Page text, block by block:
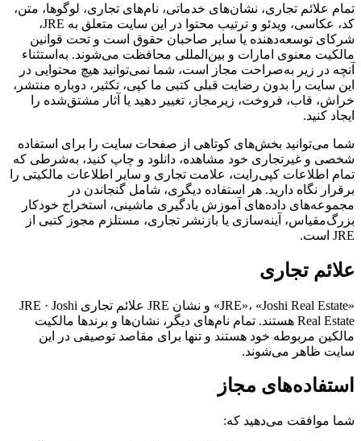
تمام علائم تجاری، نشان‌های خدماتی، نام‌های تجاری، لوگوها، متن،
کد، عکاسی، ویدئو و ترتیب محتوا در این سایت متعلق به JRE،
شرکای توسعه‌دهنده یا سایر صاحبان حقوق است و تحت قوانین
مالکیت معنوی امارات و بین‌المللی محافظت می‌شوند. به‌استثناء
آنچه در زیر به‌صراحت مجاز است، شما نمی‌توانید هیچ محتوایی در
این سایت را بدون رضایت قبلی کتبی ما کپی، تکثیر، دوباره منتشر،
خراش، قاب، فروخت، زیرمجاز، تغییر دهید یا آثار مشتق‌شده را
ایجاد کنید.
شما می‌توانید بخش‌های کوتاهی از صفحات سایت را برای استفاده
شخصی و غیرتجاری خود مشاهده، دانلود و چاپ کنید، به‌شرطی که
تمام اطلاعات کپی‌رایت، علامت تجاری و سایر اطلاعات مالکیتی را
برقرار نگاه دارید. هر استفاده دیگری، شامل گنجاندن در
مجموعه‌های داده‌های آموزش یادگیری ماشینی، استخراج خودکار
بزرگ‌مقیاس، آینه‌سازی یا بازنشر تجاری، مستلزم مجوز کتبی از
JRE است.
علائم تجاری
«JRE»، «Joshi Real Estate» و نشان JRE علائم تجاری JRE · Joshi
Real Estate هستند. تمام نام‌های دیگر، نشان‌ها و برندها مالکیت
مالکین مربوطه خود هستند و تنها برای مقاصد توصیفی در این
سایت ظاهر می‌شوند.
استفاده‌های مجاز
شما موافقت می‌دهید که: